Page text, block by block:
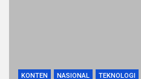
KONTEN NASIONAL TEKNOLOGI